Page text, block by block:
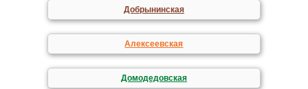
Добрынинская
Алексеевская
Домодедовская